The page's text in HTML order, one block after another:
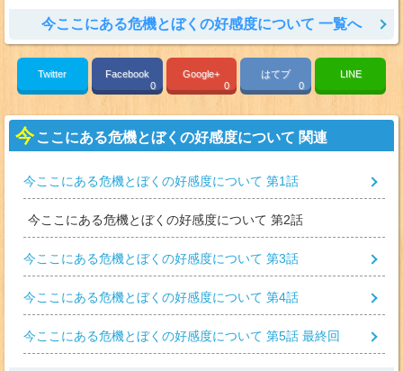
今ここにある危機とぼくの好感度について 一覧へ
Twitter
Facebook
0
Google+
0
はてブ
0
LINE
今 ここにある危機とぼくの好感度について 関連
今ここにある危機とぼくの好感度について 第1話
今ここにある危機とぼくの好感度について 第2話
今ここにある危機とぼくの好感度について 第3話
今ここにある危機とぼくの好感度について 第4話
今ここにある危機とぼくの好感度について 第5話 最終回